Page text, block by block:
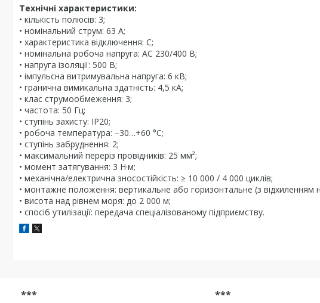
Технічні характеристики:
• кількість полюсів: 3;
• номінальний струм: 63 А;
• характеристика відключення: C;
• номінальна робоча напруга: AC 230/400 В;
• напруга ізоляції: 500 В;
• імпульсна витримувальна напруга: 6 кВ;
• гранична вимикальна здатність: 4,5 кА;
• клас струмообмеження: 3;
• частота: 50 Гц;
• ступінь захисту: IP20;
• робоча температура: –30…+60 °C;
• ступінь забруднення: 2;
• максимальний переріз провідників: 25 мм²;
• момент затягування: 3 Н·м;
• механічна/електрична зносостійкість: ≥ 10 000 / 4 000 циклів;
• монтажне положення: вертикальне або горизонтальне (з відхиленням
• висота над рівнем моря: до 2 000 м;
• спосіб утилізації: передача спеціалізованому підприємству.
*** ***